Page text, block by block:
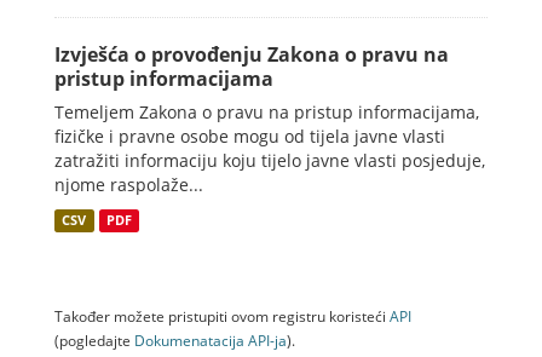
Izvješća o provođenju Zakona o pravu na
pristup informacijama
Temeljem Zakona o pravu na pristup informacijama,
fizičke i pravne osobe mogu od tijela javne vlasti
zatražiti informaciju koju tijelo javne vlasti posjeduje,
njome raspolaže...
CSV PDF
Također možete pristupiti ovom registru koristeći API
(pogledajte Dokumenаtаcijа API-jа).